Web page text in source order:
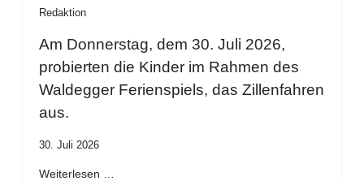
Redaktion
Am Donnerstag, dem 30. Juli 2026,
probierten die Kinder im Rahmen des
Waldegger Ferienspiels, das Zillenfahren
aus.
30. Juli 2026
Weiterlesen …